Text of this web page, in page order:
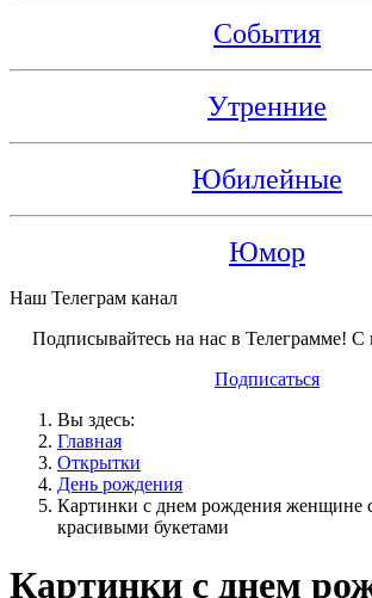
События
Утренние
Юбилейные
Юмор
Наш Телеграм канал
Подписывайтесь на нас в Телеграмме! С
Подписаться
Вы здесь:
Главная
Открытки
День рождения
Картинки с днем рождения женщине
красивыми букетами
Картинки с днем